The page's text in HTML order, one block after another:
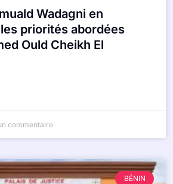
Wadagni en
priorités abordées
Ould Cheikh El
commentaire
BÉNIN